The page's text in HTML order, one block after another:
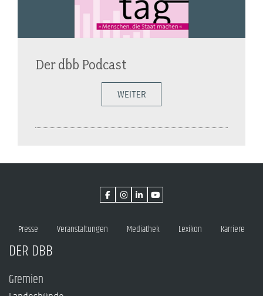
Der dbb Podcast
WEITER
Presse Veranstaltungen Mediathek Lexikon Karriere
DER DBB
Gremien